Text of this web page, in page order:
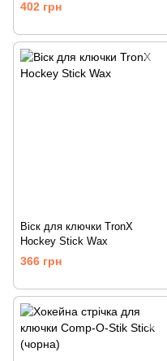
402 грн
Віск для ключки TronX
Hockey Stick Wax
366 грн